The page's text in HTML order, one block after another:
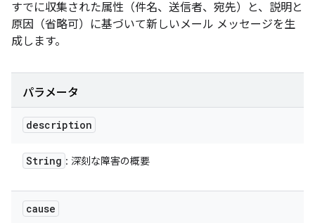
すでに収集された属性（件名、送信者、宛先）と、説明と
原因（省略可）に基づいて新しいメール メッセージを生
成します。
パラメータ
description
String : 深刻な障害の概要
cause